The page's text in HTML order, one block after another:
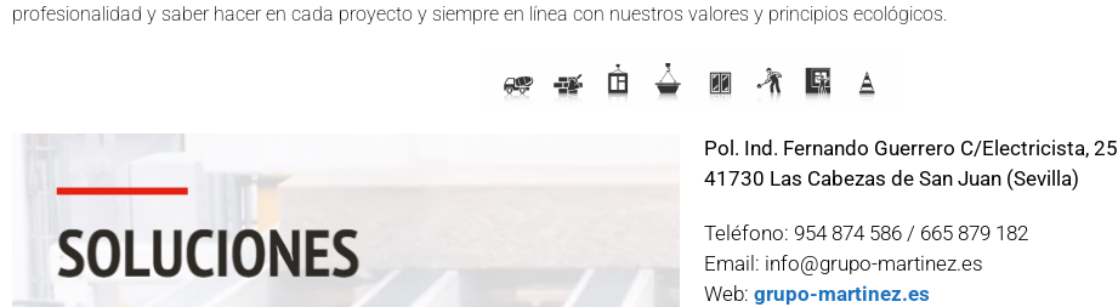
profesionalidad y saber hacer en cada proyecto y siempre en línea con nuestros valores y principios ecológicos.
Pol. Ind. Fernando Guerrero C/Electricista, 25
41730 Las Cabezas de San Juan (Sevilla)
Teléfono: 954 874 586 / 665 879 182
Email: info@grupo-martinez.es
Web: grupo-martinez.es